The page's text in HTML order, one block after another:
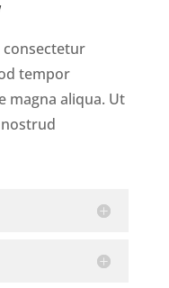
tempor
magna aliqua. Ut